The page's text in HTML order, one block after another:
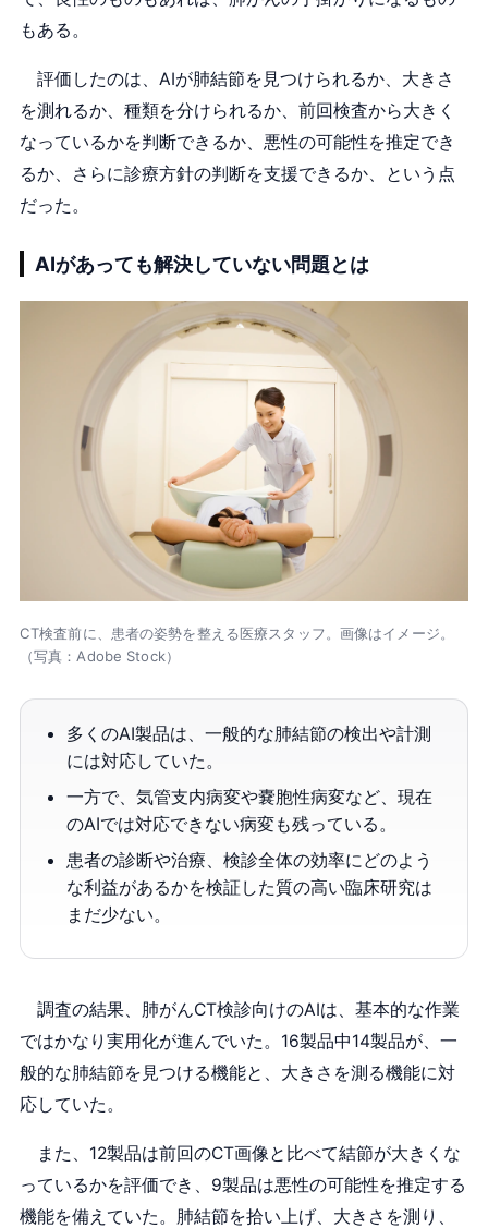
もある。
評価したのは、AIが肺結節を見つけられるか、大きさ
を測れるか、種類を分けられるか、前回検査から大きく
なっているかを判断できるか、悪性の可能性を推定でき
るか、さらに診療方針の判断を支援できるか、という点
だった。
AIがあっても解決していない問題とは
CT検査前に、患者の姿勢を整える医療スタッフ。画像はイメージ。
（写真：Adobe Stock）
多くのAI製品は、一般的な肺結節の検出や計測
には対応していた。
一方で、気管支内病変や嚢胞性病変など、現在
のAIでは対応できない病変も残っている。
患者の診断や治療、検診全体の効率にどのよう
な利益があるかを検証した質の高い臨床研究は
まだ少ない。
調査の結果、肺がんCT検診向けのAIは、基本的な作業
ではかなり実用化が進んでいた。16製品中14製品が、一
般的な肺結節を見つける機能と、大きさを測る機能に対
応していた。
また、12製品は前回のCT画像と比べて結節が大きくな
っているかを評価でき、9製品は悪性の可能性を推定する
機能を備えていた。肺結節を拾い上げ、大きさを測り、